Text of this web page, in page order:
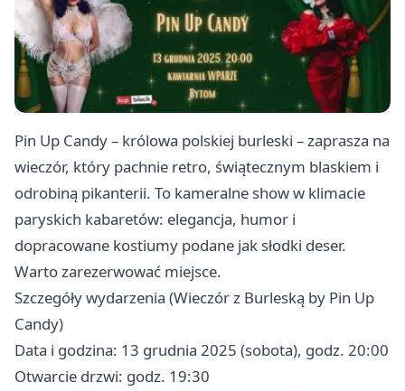
Pin Up Candy – królowa polskiej burleski – zaprasza na
wieczór, który pachnie retro, świątecznym blaskiem i
odrobiną pikanterii. To kameralne show w klimacie
paryskich kabaretów: elegancja, humor i
dopracowane kostiumy podane jak słodki deser.
Warto zarezerwować miejsce.
Szczegóły wydarzenia (Wieczór z Burleską by Pin Up
Candy)
Data i godzina: 13 grudnia 2025 (sobota), godz. 20:00
Otwarcie drzwi: godz. 19:30